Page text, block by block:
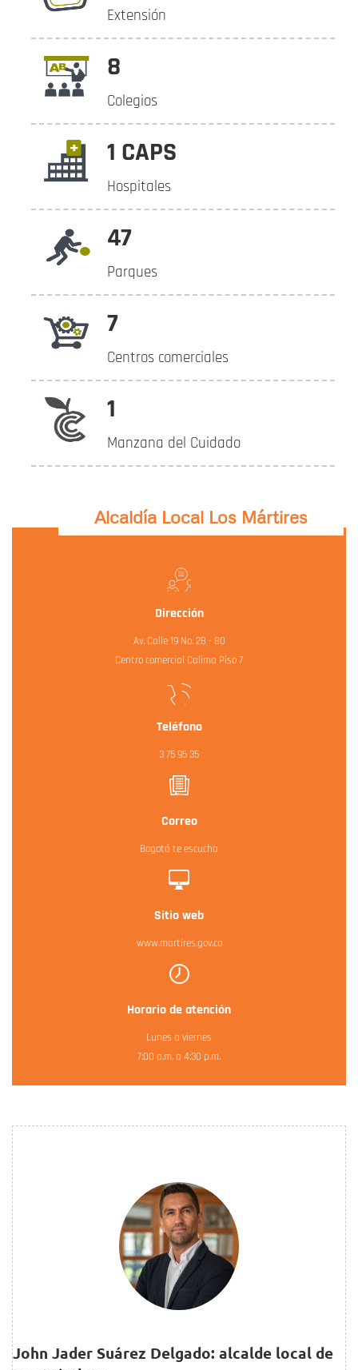
Extensión
8
Colegios
1 CAPS
Hospitales
47
Parques
7
Centros comerciales
1
Manzana del Cuidado
Alcaldía Local Los Mártires
Dirección
Av. Calle 19 No. 28 - 80
Centro comercial Calima Piso 7
Teléfono
3 75 95 35
Correo
Bogotá te escucha
Sitio web
www.martires.gov.co
Horario de atención
Lunes a viernes
7:00 a.m. a 4:30 p.m.
John Jader Suárez Delgado: alcalde local de